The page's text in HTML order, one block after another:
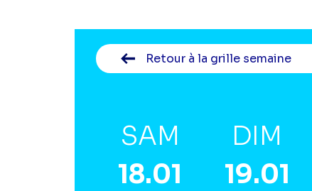
Retour à la grille semaine
SAM
18.01
DIM
19.01